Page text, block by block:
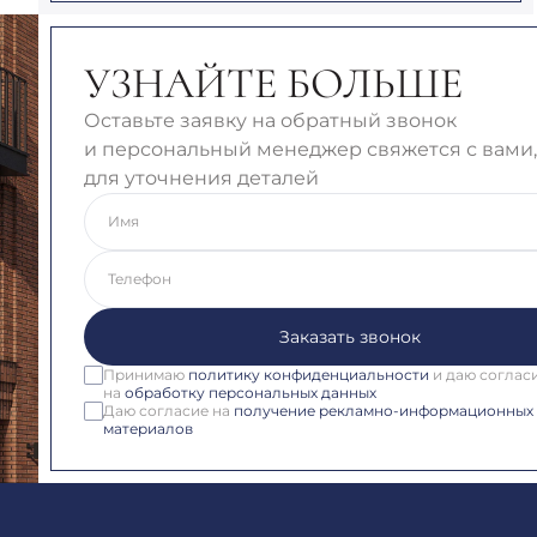
УЗНАЙТЕ БОЛЬШЕ
Оставьте заявку на обратный звонок
и персональный менеджер свяжется с вами,
для уточнения деталей
Имя
Телефон
Заказать звонок
Принимаю политику конфиденциальности и даю
на обработку персональных данных
Даю согласие на получение рекламно-информационных
материалов